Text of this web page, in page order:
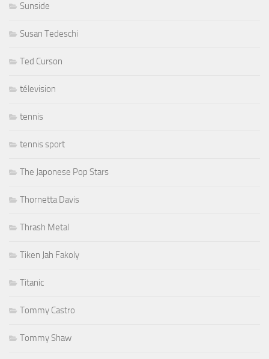
Sunside
Susan Tedeschi
Ted Curson
télevision
tennis
tennis sport
The Japonese Pop Stars
Thornetta Davis
Thrash Metal
Tiken Jah Fakoly
Titanic
Tommy Castro
Tommy Shaw